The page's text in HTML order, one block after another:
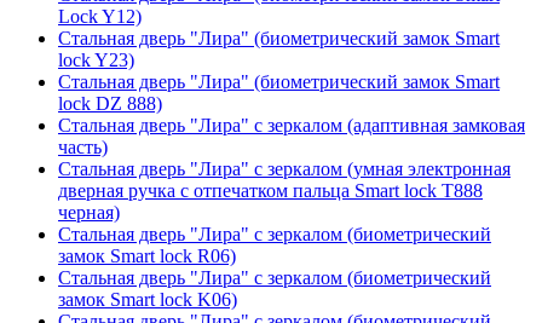
Lock Y12)
Стальная дверь "Лира" (биометрический замок Smart
lock Y23)
Стальная дверь "Лира" (биометрический замок Smart
lock DZ 888)
Стальная дверь "Лира" с зеркалом (адаптивная замковая
часть)
Стальная дверь "Лира" с зеркалом (умная электронная
дверная ручка с отпечатком пальца Smart lock T888
черная)
Стальная дверь "Лира" с зеркалом (биометрический
замок Smart lock R06)
Стальная дверь "Лира" с зеркалом (биометрический
замок Smart lock K06)